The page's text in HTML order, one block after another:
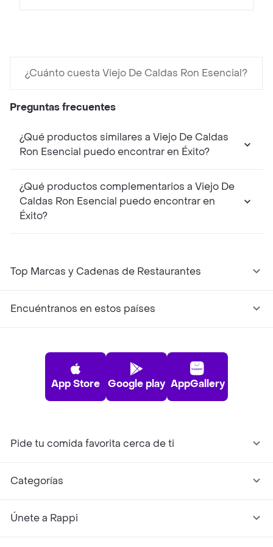
¿Cuánto cuesta Viejo De Caldas Ron Esencial?
Preguntas frecuentes
¿Qué productos similares a Viejo De Caldas
Ron Esencial puedo encontrar en Éxito?
¿Qué productos complementarios a Viejo De
Caldas Ron Esencial puedo encontrar en
Éxito?
Top Marcas y Cadenas de Restaurantes
Encuéntranos en estos países
App Store Google play AppGallery
Pide tu comida favorita cerca de ti
Categorías
Únete a Rappi